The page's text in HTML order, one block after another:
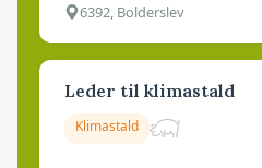
6392, Bolderslev
Leder til klimastald
Klimastald